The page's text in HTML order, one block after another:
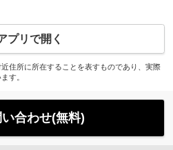
プリで開く
住所に所在することを表すものであり、実際
す。
合わせ(無料)